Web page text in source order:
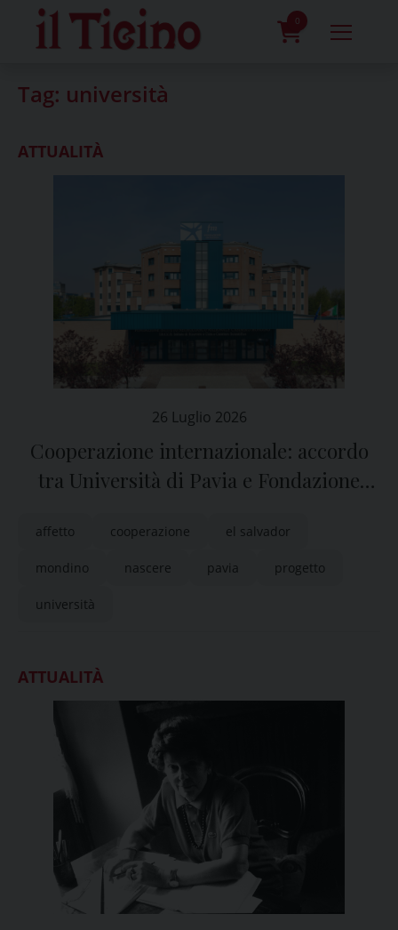
content
0
Tag: università
ATTUALITÀ
26 Luglio 2026
Cooperazione internazionale: accordo
tra Università di Pavia e Fondazione
affetto cooperazione el salvador
mondino nascere pavia progetto
università
ATTUALITÀ